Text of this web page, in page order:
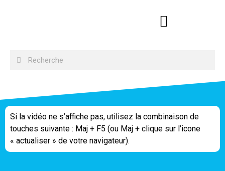
Si la vidéo ne s’affiche pas, utilisez la combinaison de
touches suivante : Maj + F5 (ou Maj + clique sur l’icone
« actualiser » de votre navigateur).